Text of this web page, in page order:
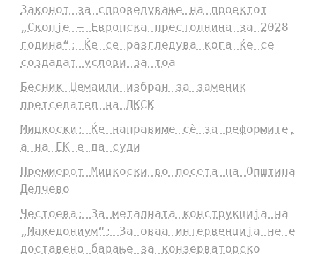
Законот за спроведување на проектот
„Скопје – Европска престолнина за 2028
година“: Ќе се разгледува кога ќе се
создадат услови за тоа
Бесник Џемаили избран за заменик
претседател на ДКСК
Мицкоски: Ќе направиме сè за реформите,
а на ЕК е да суди
Премиерот Мицкоски во посета на Општина
Делчево
Честоева: За металната конструкција на
„Македониум“: За оваа интервенција не е
доставено барање за конзерваторско